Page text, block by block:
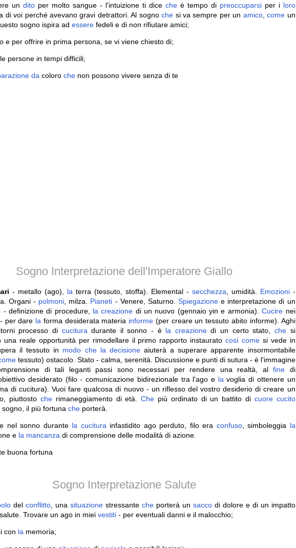
undito per molto sangue - l'intuizione ti dice cheè tempo di preoccuparsiper i loro
di voi perché avevano gravi detrattori. Al sognoche si va sempre per un amico,come un
sogno ispira ad esserefedeli e di non rifiutare amici;
e per offrire in prima persona, se vi viene chiesto di;
persone in tempi difficili;
da coloro chenon possono vivere senza di te
Sogno Interpretazione dell'Imperatore Giallo
- metallo (ago), la terra (tessuto, stoffa). Elemental - secchezza , umidità. Emozioni-
Organi - polmoni , milza. Pianeti - Venere, Saturno. Spiegazionee interpretazione di un
- definizione di procedure, la creazione di un nuovo (gennaio yin e armonia).Cucire nei
per dare la forma desiderata materia informe (per creare un tessuto abito informe). Aghi
processo di cucitura durante il sonno - è la creazionedi un certo stato, chesi
una reale opportunità per rimodellare il primo rapporto instauratocosì comesi vede in
il tessuto in modo che la decisioneaiuterà a superare apparente insormontabile
tessuto) ostacolo. Stato - calma, serenità. Discussione e punti di sutura - è l'immagine
di tali leganti passi sono necessari per rendere una realtà, al fine di
desiderato (filo - comunicazione bidirezionale tra l'ago e la voglia di ottenere un
di cucitura). Vuoi fare qualcosa di nuovo - un riflesso del vostro desiderio di creare un
piuttosto cherimaneggiamento di età.Che più ordinato di un battito di cuore cucito
il più fortuna cheporterà.
nel sonno durante la cucitura infastidito ago perduto, filo era confuso, simboleggia la
e la mancanza di comprensione delle modalità di azione.
buona fortuna
Sogno Interpretazione Salute
del conflitto, una situazionestressante cheporterà un saccodi dolore e di un impatto
Trovare un ago in miei vestiti- per eventuali danni e il malocchio;
con la memoria;